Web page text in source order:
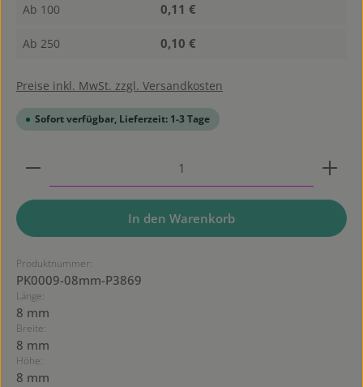
Ab 100 0,11 €
Ab 250 0,10 €
Preise inkl. MwSt. zzgl. Versandkosten
Sofort verfügbar, Lieferzeit: 1-3 Tage
Produkt Anzahl: Gib den gewünschten Wert ein
In den Warenkorb
Produktnummer:
PK0009-08mm-P3869
Länge:
8 mm
Breite:
8 mm
Höhe:
8 mm